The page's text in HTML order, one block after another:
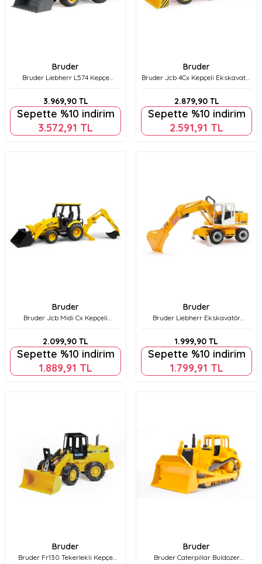
Bruder
Bruder Liebherr L574 Kepçe
3.969,90TL
Sepette %10 indirim
3.572,91 TL
Bruder
Bruder Jcb 4Cx Kepçeli Ekskavatör
2.879,90TL
Sepette %10 indirim
2.591,91 TL
Bruder
Bruder Jcb Midi Cx Kepçeli
2.099,90 TL
Sepette %10 indirim
1.889,91 TL
Bruder
Bruder Liebherr Ekskavatör
1.999,90 TL
Sepette %10 indirim
1.799,91 TL
Bruder
Bruder Fr130 Tekerlekli Kepçe
Bruder
Bruder Caterpillar Buldozer